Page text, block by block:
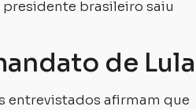
presidente brasileiro saiu
de Lula
entrevistados afirmam que